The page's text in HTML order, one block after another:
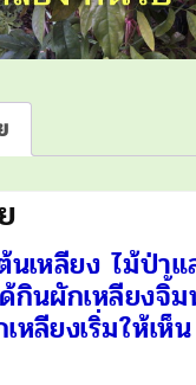
นเหลียง ไม้ป่า
กินผักเหลียงจิ้
หลียงเริ่มให้เห็